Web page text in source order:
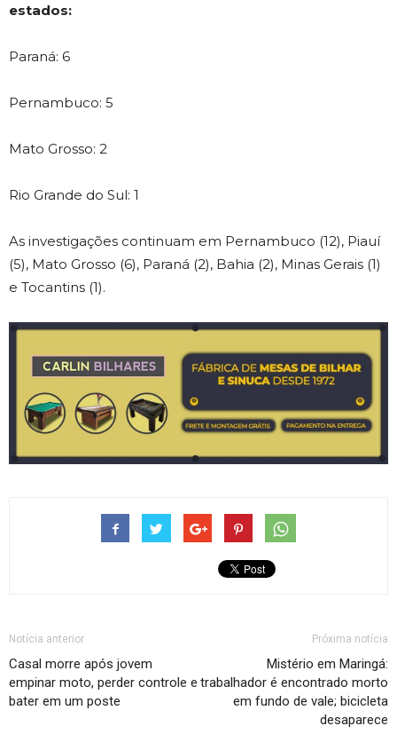
estados:
Paraná: 6
Pernambuco: 5
Mato Grosso: 2
Rio Grande do Sul: 1
As investigações continuam em Pernambuco (12), Piauí
(5), Mato Grosso (6), Paraná (2), Bahia (2), Minas Gerais (1)
e Tocantins (1).
Notícia anterior
Casal morre após jovem
empinar moto, perder controle e
bater em um poste
Próxima notícia
Mistério em Maringá:
trabalhador é encontrado morto
em fundo de vale; bicicleta
desaparece